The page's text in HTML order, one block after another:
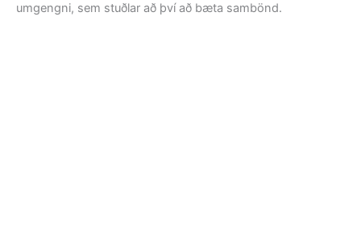
umgengni, sem stuðlar að því að bæta sambönd.